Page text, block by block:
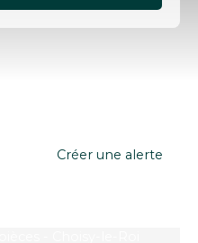
Créer une alerte